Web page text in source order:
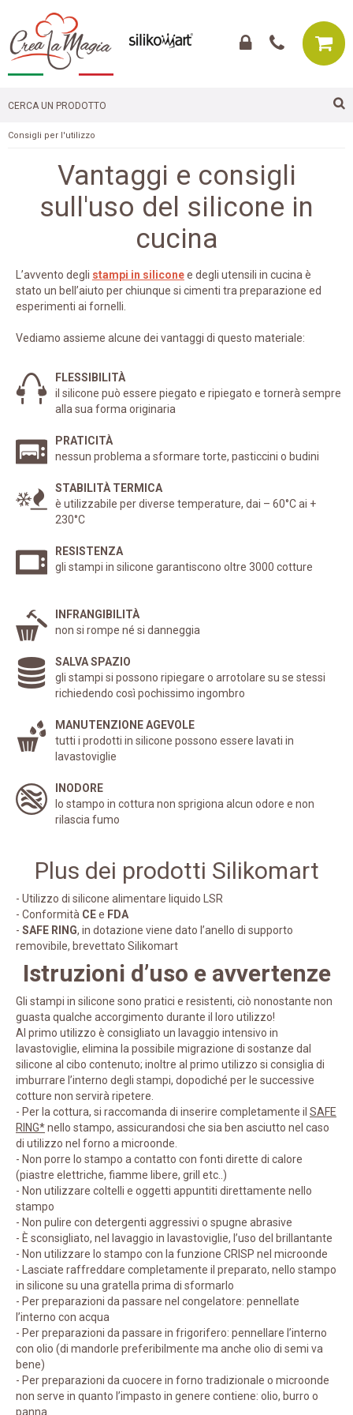
Consigli per l'utilizzo
Vantaggi e consigli
sull'uso del silicone in
cucina
L’avvento degli stampi in siliconee degli utensili in cucina è
stato un bell’aiuto per chiunque si cimenti tra preparazione ed
esperimenti ai fornelli.
Vediamo assieme alcune dei vantaggi di questo materiale:
FLESSIBILITÀ
il silicone può essere piegato e ripiegato e tornerà sempre
alla sua forma originaria
PRATICITÀ
nessun problema a sformare torte, pasticcini o budini
STABILITÀ TERMICA
è utilizzabile per diverse temperature, dai – 60°C ai +
230°C
RESISTENZA
gli stampi in silicone garantiscono oltre 3000 cotture
INFRANGIBILITÀ
non si rompe né si danneggia
SALVA SPAZIO
gli stampi si possono ripiegare o arrotolare su se stessi
richiedendo così pochissimo ingombro
MANUTENZIONE AGEVOLE
tutti i prodotti in silicone possono essere lavati in
lavastoviglie
INODORE
lo stampo in cottura non sprigiona alcun odore e non
rilascia fumo
Plus dei prodotti Silikomart
- Utilizzo di silicone alimentare liquido LSR
- Conformità CEe FDA
- SAFE RING, in dotazione viene dato l’anello di supporto
removibile, brevettato Silikomart
Istruzioni d’uso e avvertenze
Gli stampi in silicone sono pratici e resistenti, ciò nonostante non
guasta qualche accorgimento durante il loro utilizzo!
Al primo utilizzo è consigliato un lavaggio intensivo in
lavastoviglie, elimina la possibile migrazione di sostanze dal
silicone al cibo contenuto; inoltre al primo utilizzo si consiglia di
imburrare l’interno degli stampi, dopodiché per le successive
cotture non servirà ripetere.
- Per la cottura, si raccomanda di inserire completamente il SAFE
RING*nello stampo, assicurandosi che sia ben asciutto nel caso
di utilizzo nel forno a microonde.
- Non porre lo stampo a contatto con fonti dirette di calore
(piastre elettriche, fiamme libere, grill etc..)
- Non utilizzare coltelli e oggetti appuntiti direttamente nello
stampo
- Non pulire con detergenti aggressivi o spugne abrasive
- È sconsigliato, nel lavaggio in lavastoviglie, l’uso del brillantante
- Non utilizzare lo stampo con la funzione CRISP nel microonde
- Lasciate raffreddare completamente il preparato, nello stampo
in silicone su una gratella prima di sformarlo
- Per preparazioni da passare nel congelatore: pennellate
l’interno con acqua
- Per preparazioni da passare in frigorifero: pennellare l’interno
con olio (di mandorle preferibilmente ma anche olio di semi va
bene)
- Per preparazioni da cuocere in forno tradizionale o microonde
non serve in quanto l’impasto in genere contiene: olio, burro o
panna.